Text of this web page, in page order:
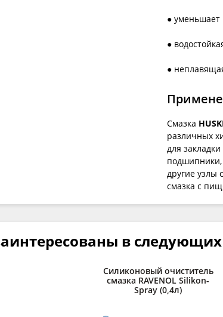
● уменьшает
●
●
Смазка
различных
для
другие узлы
смазка с
в следующих
Силиконовый очиститель
смазка RAVENOL Silikon-
Spray (0,4л)